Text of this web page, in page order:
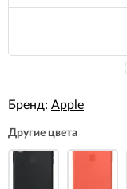
Бренд: Apple
Другие цвета